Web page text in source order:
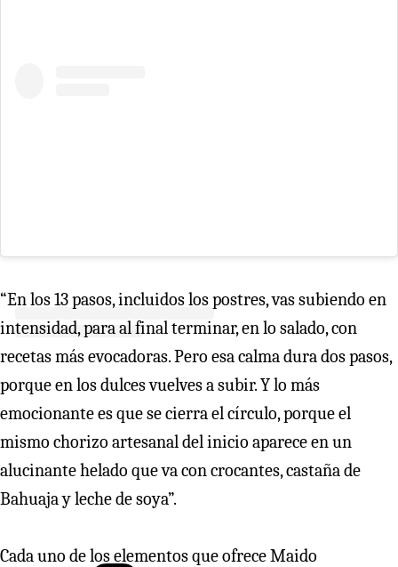
“En los 13 pasos, incluidos los postres, vas subiendo en
intensidad, para al final terminar, en lo salado, con
recetas más evocadoras. Pero esa calma dura dos pasos,
porque en los dulces vuelves a subir. Y lo más
emocionante es que se cierra el círculo, porque el
mismo chorizo artesanal del inicio aparece en un
alucinante helado que va con crocantes, castaña de
Bahuaja y leche de soya”.
Cada uno de los elementos que ofrece Maido